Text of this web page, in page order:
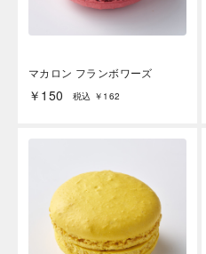
マカロン フランボワーズ
￥150 税込 ￥162